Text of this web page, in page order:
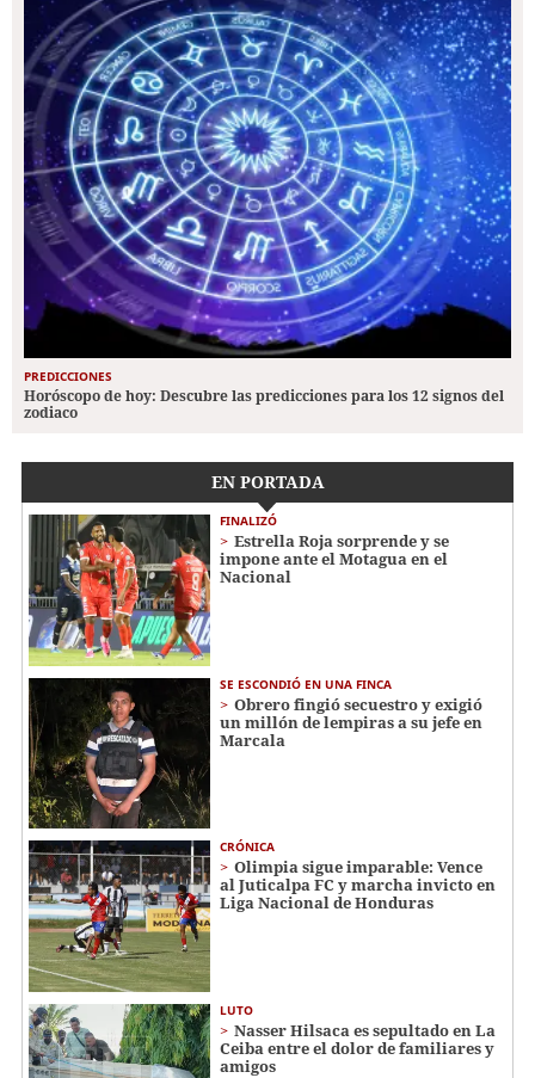
PREDICCIONES
Horóscopo de hoy: Descubre las predicciones para los 12 signos del
zodiaco
EN PORTADA
FINALIZÓ
Estrella Roja sorprende y se
impone ante el Motagua en el
Nacional
SE ESCONDIÓ EN UNA FINCA
Obrero fingió secuestro y exigió
un millón de lempiras a su jefe en
Marcala
CRÓNICA
Olimpia sigue imparable: Vence
al Juticalpa FC y marcha invicto en
Liga Nacional de Honduras
LUTO
Nasser Hilsaca es sepultado en La
Ceiba entre el dolor de familiares y
amigos